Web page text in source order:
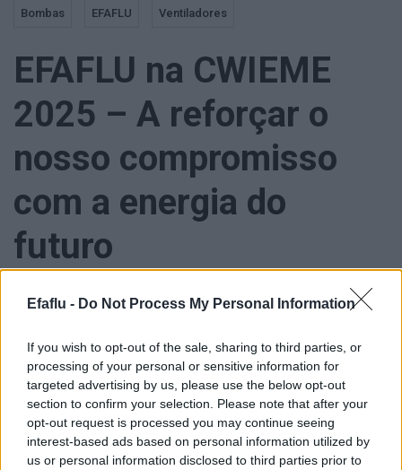
Efaflu - Do Not Process My Personal Information
If you wish to opt-out of the sale, sharing to third parties, or
processing of your personal or sensitive information for
targeted advertising by us, please use the below opt-out
section to confirm your selection. Please note that after your
opt-out request is processed you may continue seeing
interest-based ads based on personal information utilized by
us or personal information disclosed to third parties prior to
Bombas EFAFLU Ventiladores
EFAFLU na CWIEME
2025 – A reforçar o
nosso compromisso
com a energia do
futuro
A EFAFLU orgulha-se de participar na CWIEME 2025, a principal
exposição mundial dedicada à fabricação de transformadores
e tecnologias associadas, reafirmando o nosso papel
crescente nesta indústria dinâmica e em constante evolução.
Com uma presença sólida e em expansão no fornecimento de